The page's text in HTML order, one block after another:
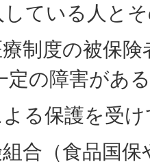
ている人と
療制度の被保
定の障害があ
よる保護を受
組合（食品国